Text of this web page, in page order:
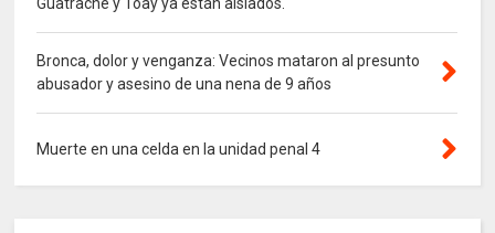
Bronca, dolor y venganza: Vecinos mataron al presunto
abusador y asesino de una nena de 9 años
Muerte en una celda en la unidad penal 4